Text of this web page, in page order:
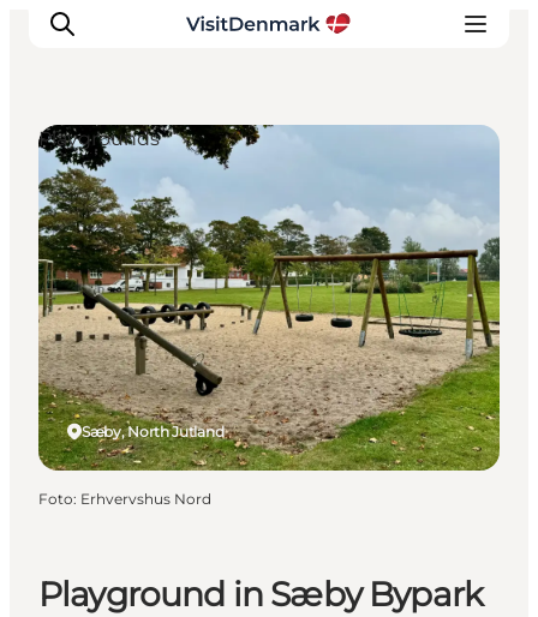
Ispirazioni
Dove andare
Cosa fare
Dove dormire
Pianifica il viaggio
Playground in Sæby Bypark
Sæby, North Jutland
Playgrounds
Foto: Erhvervshus Nord